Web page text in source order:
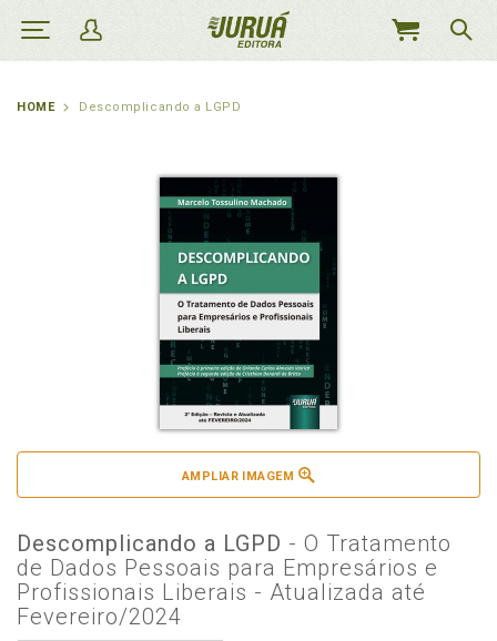
MEU
HOME Descomplicando a LGPD
AMPLIAR IMAGEM
Descomplicando a LGPD - O Tratamento
de Dados Pessoais para Empresários e
Profissionais Liberais - Atualizada até
Fevereiro/2024